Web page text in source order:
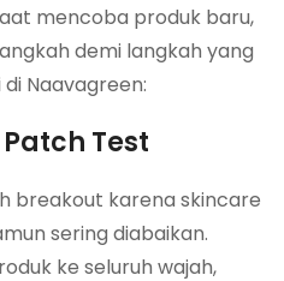
mencoba produk baru,
demi langkah yang
Naavagreen:
Test
breakout karena skincare
sering diabaikan.
ke seluruh wajah,